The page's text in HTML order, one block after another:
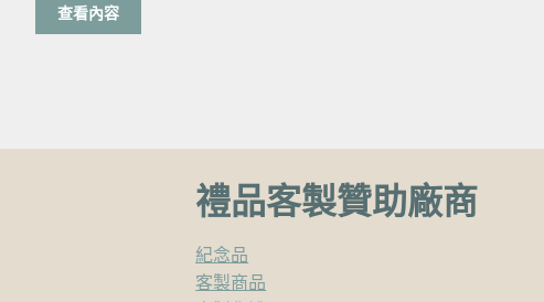
查看內容
禮品客製贊助廠商
紀念品
客製商品